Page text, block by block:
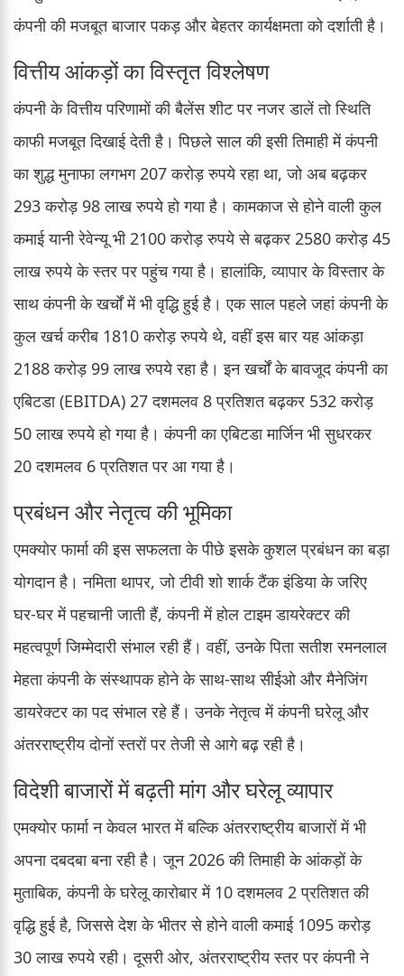
कंपनी की मजबूत बाजार पकड़ और बेहतर कार्यक्षमता को दर्शाती है।
वित्तीय आंकड़ों का विस्तृत विश्लेषण
कंपनी के वित्तीय परिणामों की बैलेंस शीट पर नजर डालें तो स्थिति
काफी मजबूत दिखाई देती है। पिछले साल की इसी तिमाही में कंपनी
का शुद्ध मुनाफा लगभग 207 करोड़ रुपये रहा था, जो अब बढ़कर
293 करोड़ 98 लाख रुपये हो गया है। कामकाज से होने वाली कुल
कमाई यानी रेवेन्यू भी 2100 करोड़ रुपये से बढ़कर 2580 करोड़ 45
लाख रुपये के स्तर पर पहुंच गया है। हालांकि, व्यापार के विस्तार के
साथ कंपनी के खर्चों में भी वृद्धि हुई है। एक साल पहले जहां कंपनी के
कुल खर्च करीब 1810 करोड़ रुपये थे, वहीं इस बार यह आंकड़ा
2188 करोड़ 99 लाख रुपये रहा है। इन खर्चों के बावजूद कंपनी का
एबिटडा (EBITDA) 27 दशमलव 8 प्रतिशत बढ़कर 532 करोड़
50 लाख रुपये हो गया है। कंपनी का एबिटडा मार्जिन भी सुधरकर
20 दशमलव 6 प्रतिशत पर आ गया है।
प्रबंधन और नेतृत्व की भूमिका
एमक्योर फार्मा की इस सफलता के पीछे इसके कुशल प्रबंधन का बड़ा
योगदान है। नमिता थापर, जो टीवी शो शार्क टैंक इंडिया के जरिए
घर-घर में पहचानी जाती हैं, कंपनी में होल टाइम डायरेक्टर की
महत्वपूर्ण जिम्मेदारी संभाल रही हैं। वहीं, उनके पिता सतीश रमनलाल
मेहता कंपनी के संस्थापक होने के साथ-साथ सीईओ और मैनेजिंग
डायरेक्टर का पद संभाल रहे हैं। उनके नेतृत्व में कंपनी घरेलू और
अंतरराष्ट्रीय दोनों स्तरों पर तेजी से आगे बढ़ रही है।
विदेशी बाजारों में बढ़ती मांग और घरेलू व्यापार
एमक्योर फार्मा न केवल भारत में बल्कि अंतरराष्ट्रीय बाजारों में भी
अपना दबदबा बना रही है। जून 2026 की तिमाही के आंकड़ों के
मुताबिक, कंपनी के घरेलू कारोबार में 10 दशमलव 2 प्रतिशत की
वृद्धि हुई है, जिससे देश के भीतर से होने वाली कमाई 1095 करोड़
30 लाख रुपये रही। दूसरी ओर, अंतरराष्ट्रीय स्तर पर कंपनी ने